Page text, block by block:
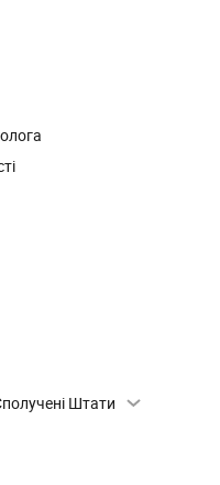
Штати